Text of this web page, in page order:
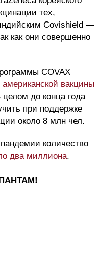
тех,
Covishield —
как они совершенно
COVAX
вакцины
до конца года
при поддержке
около 8 млн чел.
количество
два миллиона.